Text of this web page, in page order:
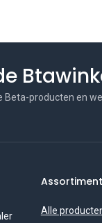
producten en
Assortiment
Alle